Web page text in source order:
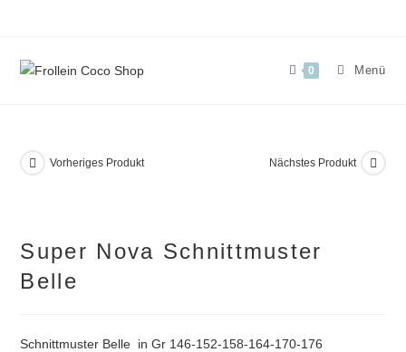
0 Menü
Vorheriges Produkt Nächstes Produkt
Super Nova Schnittmuster
Belle
Schnittmuster Belle in Gr 146-152-158-164-170-176